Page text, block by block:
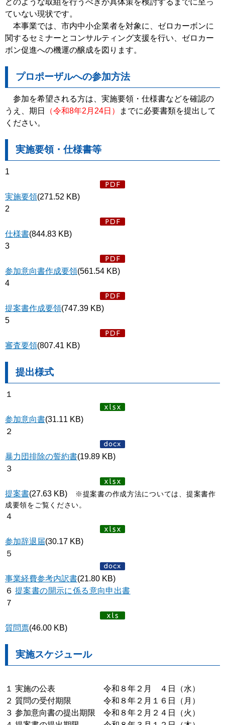
どのような取組を行うべきか具体策を検討するまでに至っ
ていない現状です。
本事業では、市内中小企業者を対象に、ゼロカーボンに
関するセミナーとコンサルティング支援を行い、ゼロカー
ボン促進への機運の醸成を図ります。
プロポーザルへの参加方法
参加を希望される方は、実施要領・仕様書などを確認の
うえ、期日
（令和8年2月24日）
までに必要書類を提出して
ください。
実施要領・仕様書等
1
実施要領(271.52 KB)
2
仕様書(844.83 KB)
3
参加意向書作成要領(561.54 KB)
4
提案書作成要領(747.39 KB)
5
審査要領(807.41 KB)
提出様式
１
参加意向書(31.11 KB)
２
暴力団排除の誓約書(19.89 KB)
３
提案書(27.63 KB)
※提案書の作成方法については、提案書作
成要領をご覧ください。
４
参加辞退届(30.17 KB)
５
事業経費参考内訳書(21.80 KB)
６ 提案書の開示に係る意向申出書
７
質問票(46.00 KB)
実施スケジュール
１ 実施の公表 令和８年２月 ４日（水）
２ 質問の受付期限 令和８年２月１６日（月）
３ 参加意向書の提出期限 令和８年２月２４日（火）